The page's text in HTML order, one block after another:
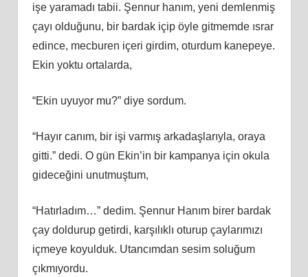
işe yaramadı tabii. Şennur hanım, yeni demlenmiş
çayı olduğunu, bir bardak içip öyle gitmemde ısrar
edince, mecburen içeri girdim, oturdum kanepeye.
Ekin yoktu ortalarda,
“Ekin uyuyor mu?” diye sordum.
“Hayır canım, bir işi varmış arkadaşlarıyla, oraya
gitti.” dedi. O gün Ekin’in bir kampanya için okula
gideceğini unutmuştum,
“Hatırladım…” dedim. Şennur Hanım birer bardak
çay doldurup getirdi, karşılıklı oturup çaylarımızı
içmeye koyulduk. Utancımdan sesim soluğum
çıkmıyordu.